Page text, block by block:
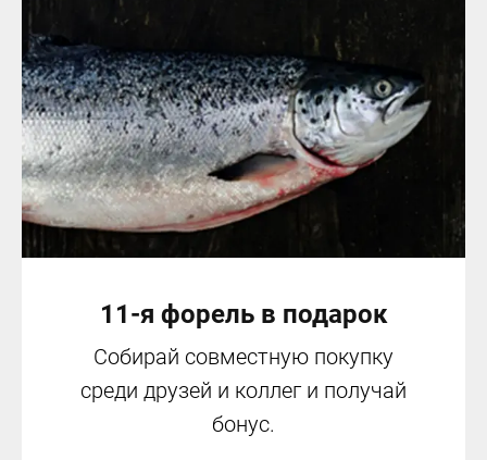
11-я форель в подарок
Собирай совместную покупку
среди друзей и коллег и получай
бонус.